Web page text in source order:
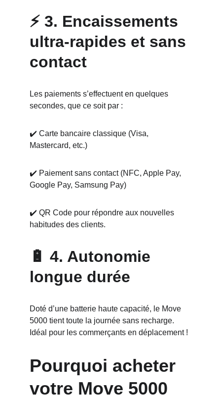
⚡ 3. Encaissements
ultra-rapides et sans
contact
Les paiements s’effectuent en quelques
secondes, que ce soit par :
✔️ Carte bancaire classique (Visa,
Mastercard, etc.)
✔️ Paiement sans contact (NFC, Apple Pay,
Google Pay, Samsung Pay)
✔️ QR Code pour répondre aux nouvelles
habitudes des clients.
🔋 4. Autonomie
longue durée
Doté d’une batterie haute capacité, le Move
5000 tient toute la journée sans recharge.
Idéal pour les commerçants en déplacement !
Pourquoi acheter
votre Move 5000